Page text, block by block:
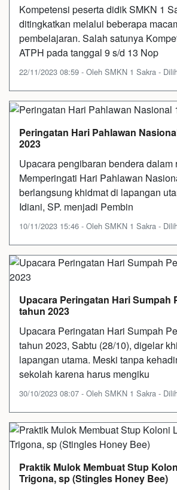
Kompetensi peserta didik SMKN 1
ditingkatkan melalui beberapa
pembelajaran. Salah satunya
ATPH pada tanggal 9 s/d 13 Nop
22/11/2023 08:59 - Oleh SMKN 1 Sakra -
Peringatan Hari Pahlawan
2023
Upacara pengibaran bendera dalam
Memperingati Hari Pahlawan
berlangsung khidmat di lapangan
Idiani, SP. menjadi Pembin
10/11/2023 15:46 - Oleh SMKN 1 Sakra -
Upacara Peringatan Hari Sumpah
tahun 2023
Upacara Peringatan Hari Sumpah
tahun 2023, Sabtu (28/10), digelar
lapangan utama. Meski tanpa
sekolah karena harus mengiku
30/10/2023 08:07 - Oleh SMKN 1 Sakra -
Praktik Mulok Membuat Stup
Trigona, sp (Stingles Honey Bee)